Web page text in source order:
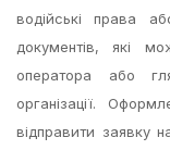
водійські права
документів, які
оператора або
організації.
відправити заявку